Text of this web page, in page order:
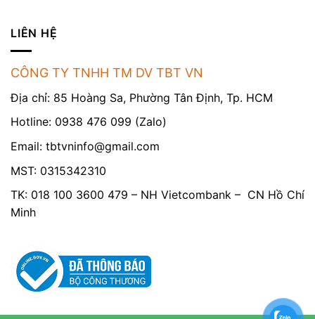
LIÊN HỆ
CÔNG TY TNHH TM DV TBT VN
Địa chỉ: 85 Hoàng Sa, Phường Tân Định, Tp. HCM
Hotline: 0938 476 099 (Zalo)
Email: tbtvninfo@gmail.com
MST: 0315342310
TK: 018 100 3600 479 – NH Vietcombank – CN Hồ Chí
Minh